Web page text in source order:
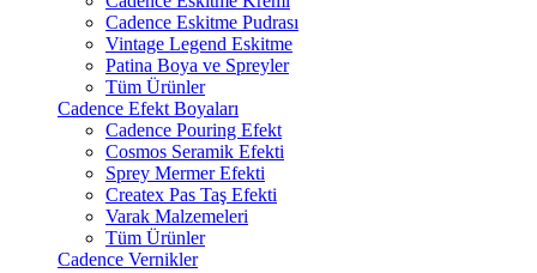
Cadence Eskitme Pudrası
Vintage Legend Eskitme
Patina Boya ve Spreyler
Tüm Ürünler
Cadence Efekt Boyaları
Cadence Pouring Efekt
Cosmos Seramik Efekti
Sprey Mermer Efekti
Createx Pas Taş Efekti
Varak Malzemeleri
Tüm Ürünler
Cadence Vernikler